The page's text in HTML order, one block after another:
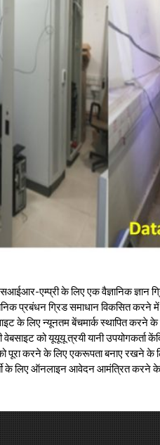
एम्प्री के लिए एक वैज्ञानिक ज्ञान
प्रबंधन ग्रिड समाधान विकसित
के लिए न्यूनतम बेंचमार्क स्थापित करने के
वेबसाइट को यूयूयू त्रयी यानी
पूरा करने के लिए एकरूपता बनाए रखने
भर्ती के लिए ऑनलाइन आवेदन आमंत्रित